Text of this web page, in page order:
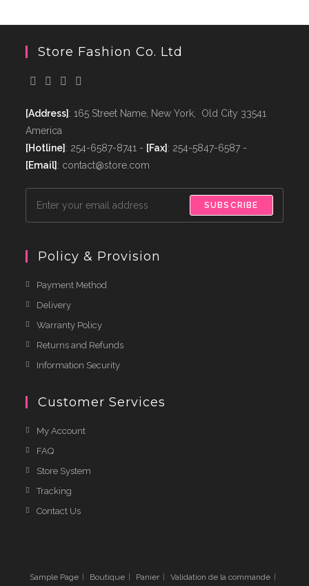
Store Fashion Co. Ltd
[Address]: 165 Street Name, New York, Old City 33541
America
[Hotline]: 254-6587-8741 - [Fax]: 254-5847-6587 -
[Email]: contact@store.com
SUBSCRIBE
Policy & Provision
Payment Method
Delivery
Warranty Policy
Returns and Refunds
Information Security
Customer Services
My Account
FAQ
Store System
Tracking
Contact Us
Sample Page Boutique Panier
Validation de la commande